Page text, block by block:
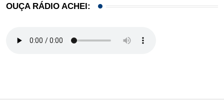
OUÇA RÁDIO ACHEI: